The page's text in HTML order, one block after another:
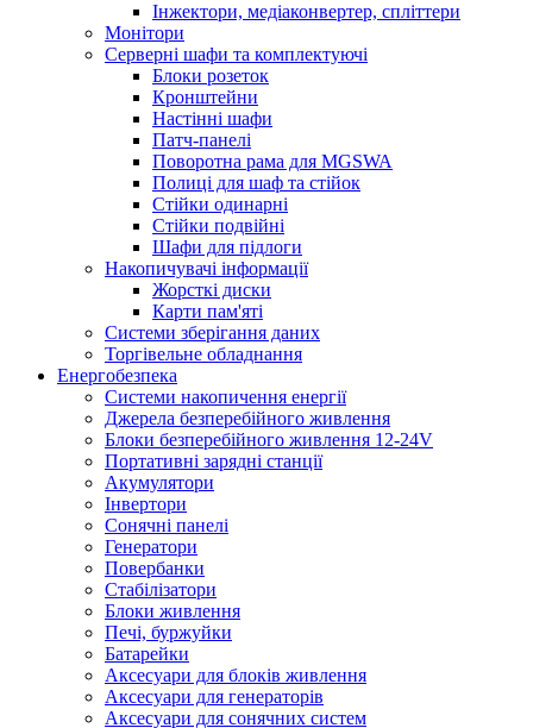
Інжектори, медіаконвертер, спліттери
Монітори
Серверні шафи та комплектуючі
Блоки розеток
Кронштейни
Настінні шафи
Патч-панелі
Поворотна рама для MGSWA
Полиці для шаф та стійок
Стійки одинарні
Стійки подвійні
Шафи для підлоги
Накопичувачі інформації
Жорсткі диски
Карти пам'яті
Системи зберігання даних
Торгівельне обладнання
Енергобезпека
Системи накопичення енергії
Джерела безперебійного живлення
Блоки безперебійного живлення 12-24V
Портативні зарядні станції
Акумулятори
Інвертори
Сонячні панелі
Генератори
Повербанки
Стабілізатори
Блоки живлення
Печі, буржуйки
Батарейки
Аксесуари для блоків живлення
Аксесуари для генераторів
Аксесуари для сонячних систем